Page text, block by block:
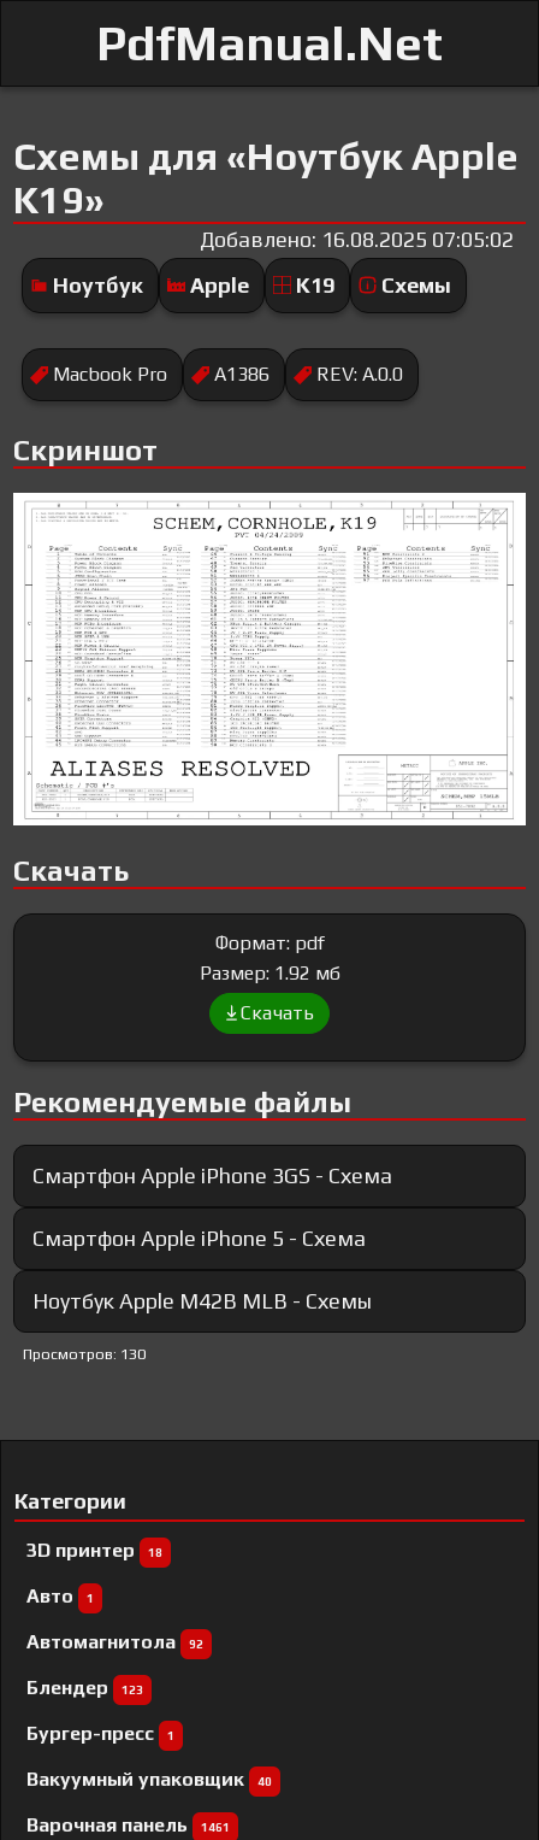
PdfManual.Net
Схемы для «Ноутбук Apple
K19»
Добавлено: 16.08.2025 07:05:02
Ноутбук
Apple K19 Схемы
Macbook Pro A1386 REV: A.0.0
Скриншот
Скачать
Формат: pdf
Размер: 1.92 мб
Скачать
Рекомендуемые файлы
Смартфон Apple iPhone 3GS - Схема
Смартфон Apple iPhone 5 - Схема
Ноутбук Apple M42B MLB - Схемы
Просмотров: 130
Категории
3D принтер 18
Авто 1
Автомагнитола 92
Блендер 123
Бургер-пресс 1
Вакуумный упаковщик 40
Варочная панель 1461